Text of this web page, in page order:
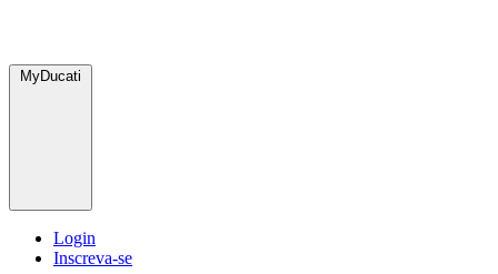
MyDucati
Login
Inscreva-se